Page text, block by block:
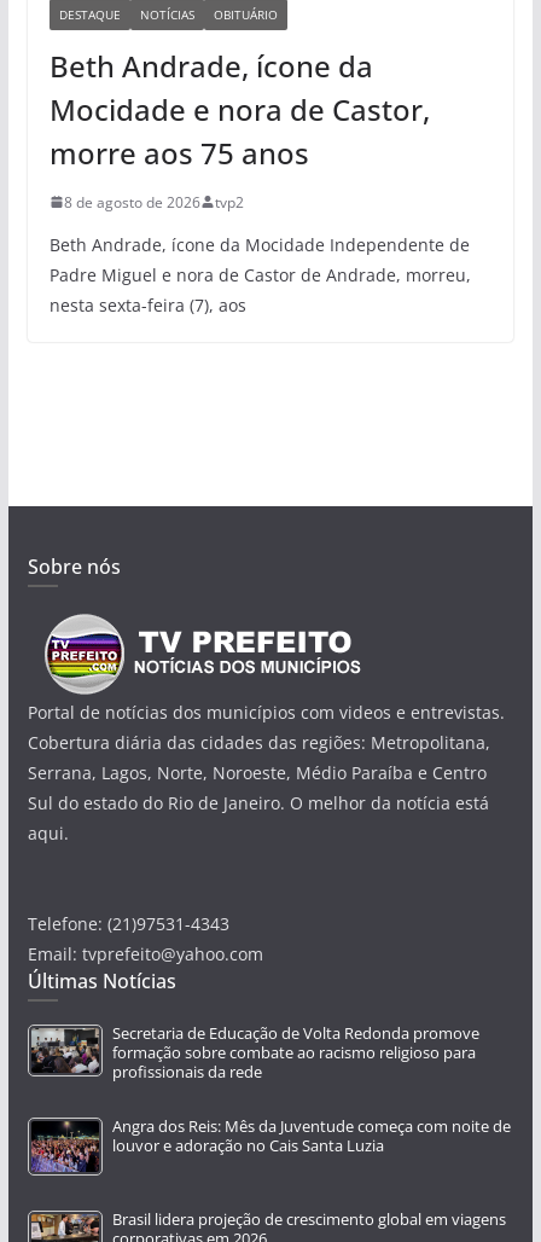
DESTAQUE NOTÍCIAS OBITUÁRIO
Beth Andrade, ícone da
Mocidade e nora de Castor,
morre aos 75 anos
8 de agosto de 2026 tvp2
Beth Andrade, ícone da Mocidade Independente de
Padre Miguel e nora de Castor de Andrade, morreu,
nesta sexta-feira (7), aos
Sobre nós
Portal de notícias dos municípios com videos e entrevistas.
Cobertura diária das cidades das regiões: Metropolitana,
Serrana, Lagos, Norte, Noroeste, Médio Paraíba e Centro
Sul do estado do Rio de Janeiro. O melhor da notícia está
aqui.
Telefone: (21)97531-4343
Email: tvprefeito@yahoo.com
Últimas Notícias
Secretaria de Educação de Volta Redonda promove
formação sobre combate ao racismo religioso para
profissionais da rede
Angra dos Reis: Mês da Juventude começa com noite de
louvor e adoração no Cais Santa Luzia
Brasil lidera projeção de crescimento global em viagens